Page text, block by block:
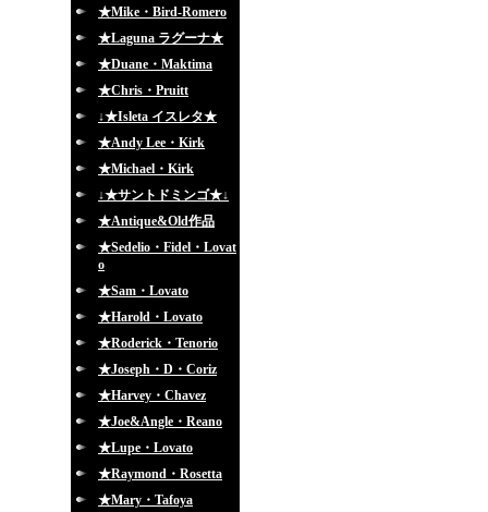
★Mike・Bird-Romero
★Laguna ラグーナ★
★Duane・Maktima
★Chris・Pruitt
↓★Isleta イスレタ★
★Andy Lee・Kirk
★Michael・Kirk
↓★サントドミンゴ★↓
★Antique&Old作品
★Sedelio・Fidel・Lovat
o
★Sam・Lovato
★Harold・Lovato
★Roderick・Tenorio
★Joseph・D・Coriz
★Harvey・Chavez
★Joe&Angle・Reano
★Lupe・Lovato
★Raymond・Rosetta
★Mary・Tafoya